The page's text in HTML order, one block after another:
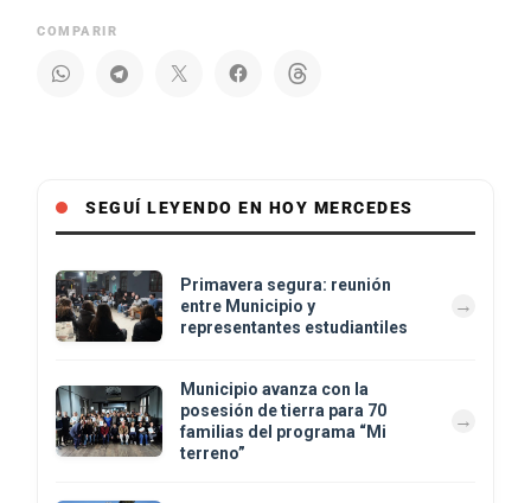
COMPARIR
SEGUÍ LEYENDO EN HOY MERCEDES
Primavera segura: reunión
entre Municipio y
representantes estudiantiles
Municipio avanza con la
posesión de tierra para 70
familias del programa “Mi
terreno”